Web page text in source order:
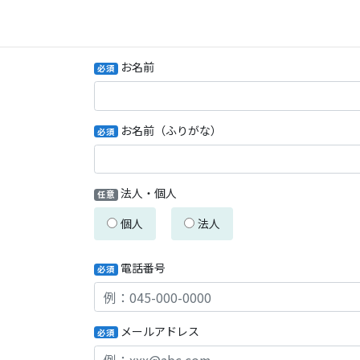
必須 お名前
必須 お名前（ふりがな）
任意 法人・個人
個人
法人
必須 電話番号
必須 メールアドレス